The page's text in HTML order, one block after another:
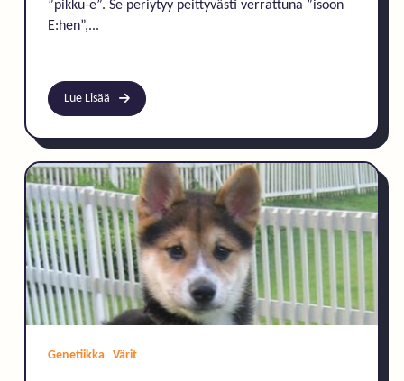
”pikku-e”. Se periytyy peittyvästi verrattuna ”isoon
E:hen”,...
Lue Lisää
Genetiikka Värit